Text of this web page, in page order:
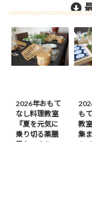
2026年おもて
なし料理教室
『夏を元気に
乗り切る薬膳
風おつまみ
も
教
集
も